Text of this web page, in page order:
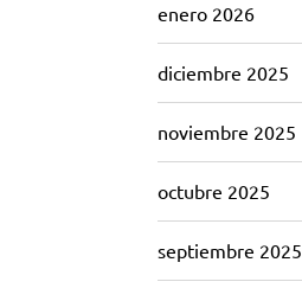
enero 2026
diciembre 2025
noviembre 2025
octubre 2025
septiembre 2025